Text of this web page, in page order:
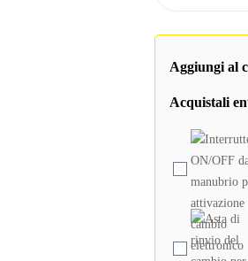
EQS
CDI
sensore
Compressione
Bicilindrico
Carburatore
Aggiungi al
Acquistali